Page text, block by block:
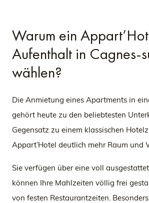
Warum ein
Aufenthalt in Cagnes-
wählen?
Die Anmietung eines Apartments in
gehört heute zu den beliebtesten
Gegensatz zu einem klassischen
Appart’Hotel deutlich mehr Raum und
Sie verfügen über eine voll
können Ihre Mahlzeiten völlig frei
von festen Restaurantzeiten.